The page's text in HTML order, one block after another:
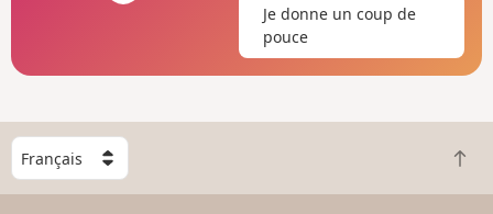
Je donne un coup de
pouce
C
h
o
R
e